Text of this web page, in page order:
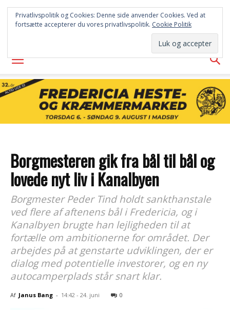
FREDERICIA
AVISEN
Borgmesteren gik fra bål til bål og
lovede nyt liv i Kanalbyen
Borgmester Peder Tind holdt sankthanstale
ved flere af aftenens bål i Fredericia, og i
Kanalbyen brugte han lejligheden til at
fortælle om ambitionerne for området. Der
arbejdes på at genstarte udviklingen, der er
dialog med potentielle investorer, og en ny
autocamperplads står snart klar.
Af Janus Bang - 14:42 - 24. juni 0
Privatlivspolitik og Cookies: Denne side anvender Cookies. Ved at
fortsætte accepterer du vores privatlivspolitik. Cookie Politik